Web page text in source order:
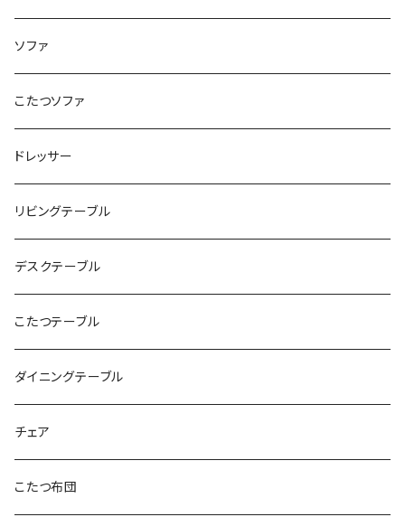
ソファ
こたつソファ
ドレッサー
リビングテーブル
デスクテーブル
こたつテーブル
ダイニングテーブル
チェア
こたつ布団